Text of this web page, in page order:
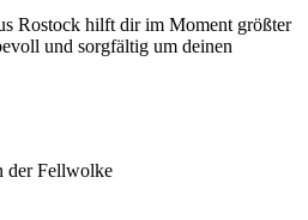
Rostock hilft dir im Moment größter
und sorgfältig um deinen
der Fellwolke